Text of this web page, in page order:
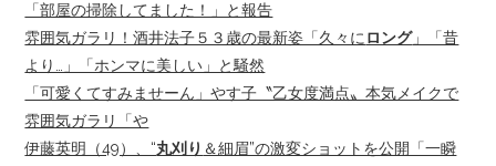
「部屋の掃除してました！」と報告
雰囲気ガラリ！酒井法子５３歳の最新姿「久々に ロング」「昔
より…」「ホンマに美しい」と騒然
「可愛くてすみませーん」やす子〝乙女度満点〟本気メイクで
雰囲気ガラリ「や
伊藤英明（49）、“丸刈り ＆細眉”の激変ショットを公開「一瞬